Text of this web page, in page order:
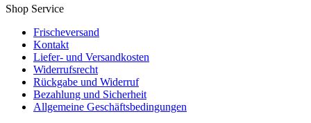
Shop Service
Frischeversand
Kontakt
Liefer- und Versandkosten
Widerrufsrecht
Rückgabe und Widerruf
Bezahlung und Sicherheit
Allgemeine Geschäftsbedingungen